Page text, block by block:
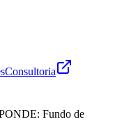
Consultoria
Fundo de